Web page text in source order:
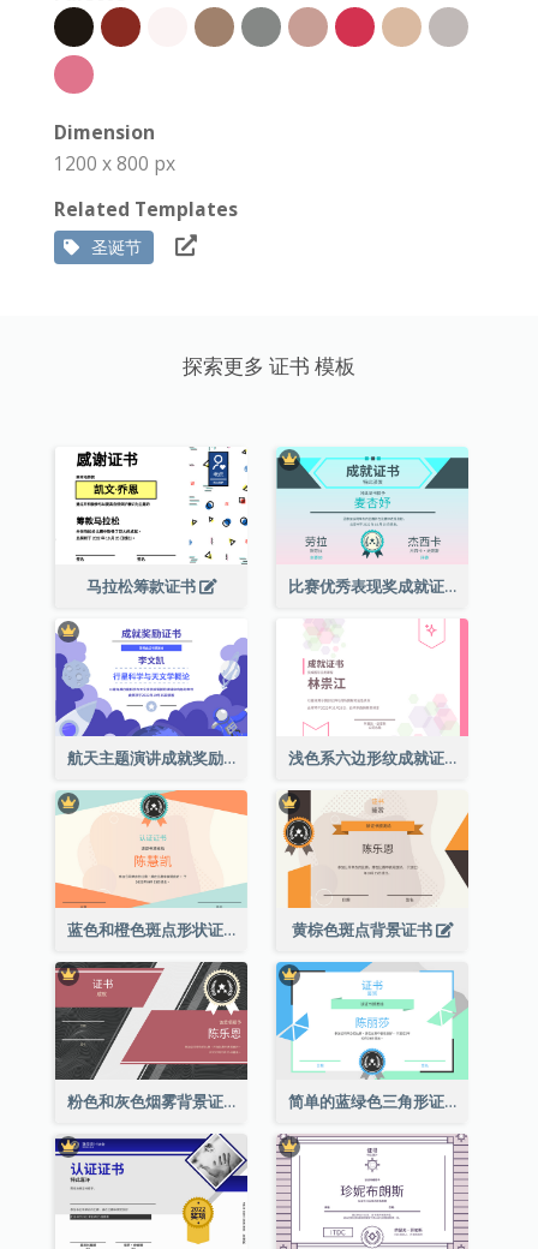
Dimension
1200 x 800 px
Related Templates
圣诞节
探索更多 证书 模板
马拉松筹款证书 比赛优秀表现奖成就证书
航天主题演讲成就奖励证书 浅色系六边形纹成就证书
蓝色和橙色斑点形状证书 黄棕色斑点背景证书
粉色和灰色烟雾背景证书 简单的蓝绿色三角形证书